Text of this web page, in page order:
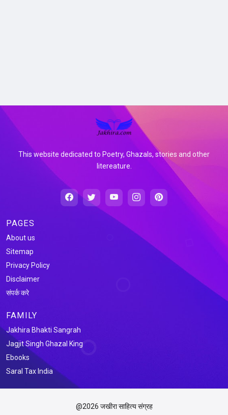
This website dedicated to Poetry, Ghazals, stories and other
litereature.
PAGES
About us
Sitemap
Privacy Policy
Disclaimer
संपर्क करे
FAMILY
Jakhira Bhakti Sangrah
Jagjit Singh Ghazal King
Ebooks
Saral Tax India
@2026 जखीरा साहित्य संग्रह